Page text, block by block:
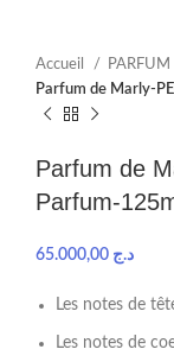
Accueil
Parfum de Marly-
Parfum de
Parfum-
د.ج
Les notes de
Les notes de